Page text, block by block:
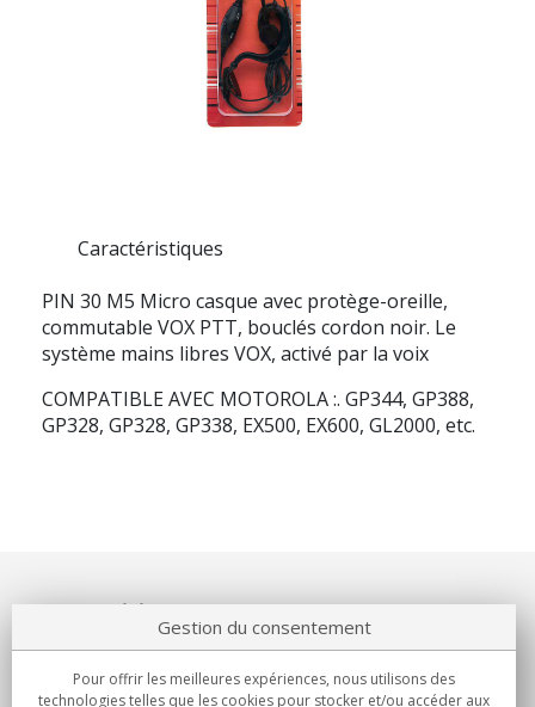
Caractéristiques
PIN 30 M5 Micro casque avec protège-oreille,
commutable VOX PTT, bouclés cordon noir. Le
système mains libres VOX, activé par la voix
COMPATIBLE AVEC MOTOROLA :. GP344, GP388,
GP328, GP328, GP338, EX500, EX600, GL2000, etc.
Notre société
Engagements
Gestion du consentement
Pour offrir les meilleures expériences, nous utilisons des
technologies telles que les cookies pour stocker et/ou accéder aux